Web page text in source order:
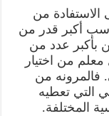
الاستفادة من
أكبر قدر من
بأكبر عدد من
من اختيار
فالمرونه من
التي تعطيه
المختلفة.